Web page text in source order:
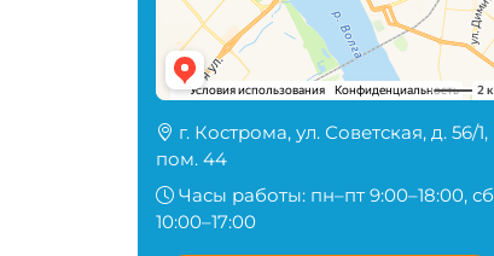
г. Кострома, ул. Советская, д. 56/1,
пом. 44
Часы работы: пн–пт 9:00–18:00, сб
10:00–17:00